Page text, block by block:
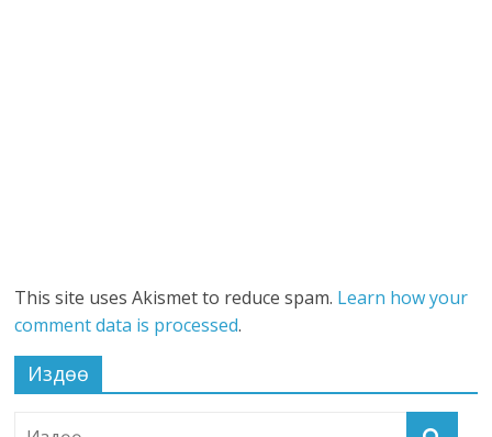
This site uses Akismet to reduce spam. Learn how your
comment data is processed.
Издөө